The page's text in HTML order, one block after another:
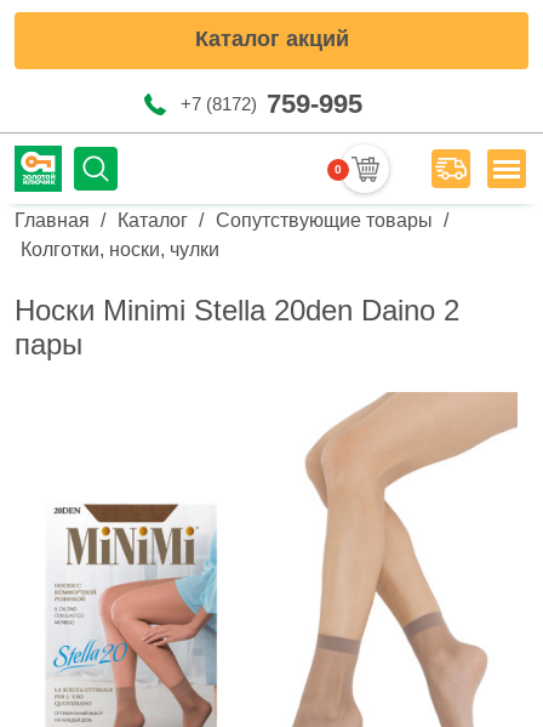
Каталог акций
+7 (8172) 759-995
0 Меню
Строка навигации
Главная Каталог
Сопутствующие товары
Колготки, носки, чулки
Носки Minimi Stella 20den Daino 2
пары